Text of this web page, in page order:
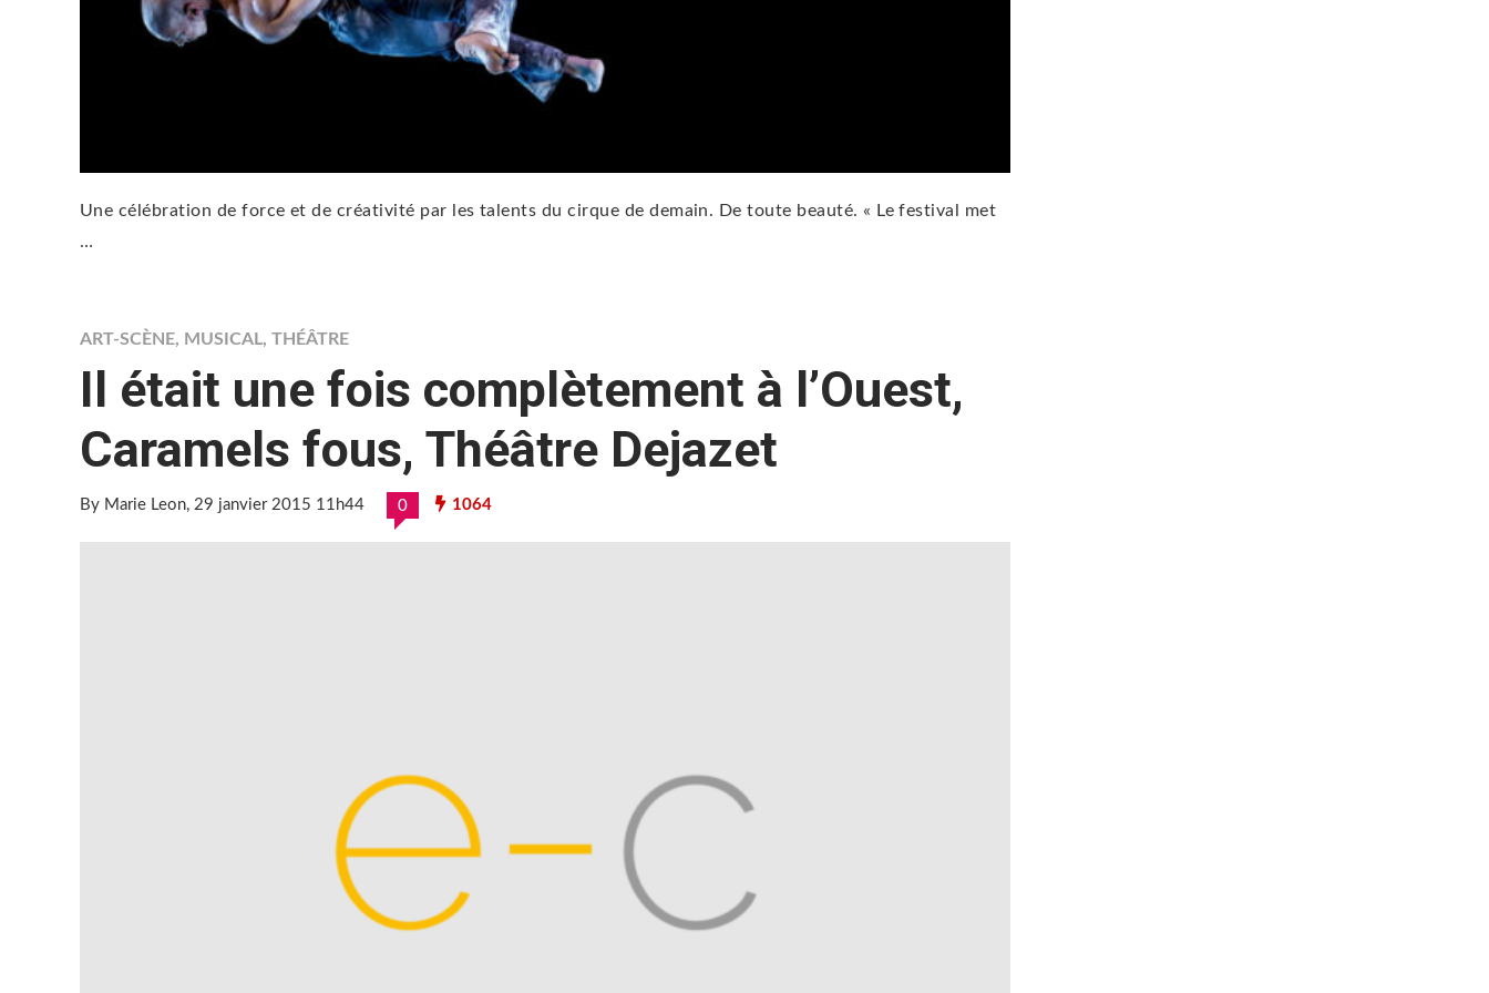
Une célébration de force et de créativité par les talents du cirque de demain. De toute beauté. « Le festival met
…
ART-SCÈNE, MUSICAL, THÉÂTRE
Il était une fois complètement à l’Ouest,
Caramels fous, Théâtre Dejazet
By Marie Leon, 29 janvier 2015 11h44 0 1064